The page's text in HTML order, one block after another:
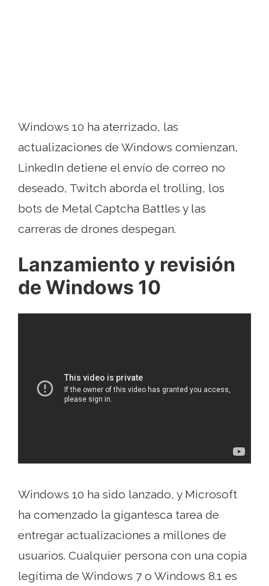
Windows 10 ha aterrizado, las
actualizaciones de Windows comienzan,
LinkedIn detiene el envío de correo no
deseado, Twitch aborda el trolling, los
bots de Metal Captcha Battles y las
carreras de drones despegan.
Lanzamiento y revisión
de Windows 10
Windows 10 ha sido lanzado, y Microsoft
ha comenzado la gigantesca tarea de
entregar actualizaciones a millones de
usuarios. Cualquier persona con una copia
legítima de Windows 7 o Windows 8.1 es